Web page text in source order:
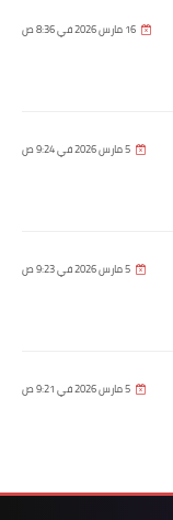
16 مارس 2026 في 8:36 ص
5 مارس 2026 في 9:24 ص
5 مارس 2026 في 9:23 ص
5 مارس 2026 في 9:21 ص